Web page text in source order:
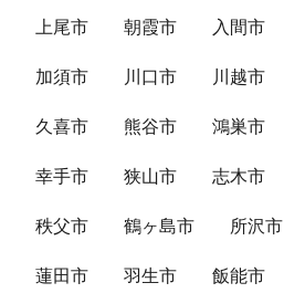
上尾市 朝霞市 入間市
加須市 川口市 川越市
久喜市 熊谷市 鴻巣市
幸手市 狭山市 志木市
秩父市 鶴ヶ島市 所沢市
蓮田市 羽生市 飯能市